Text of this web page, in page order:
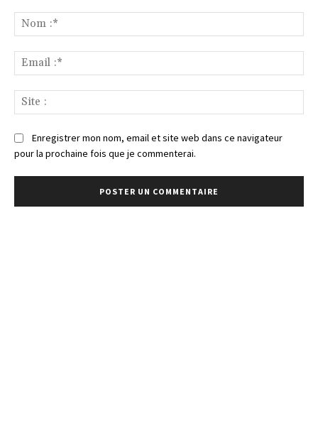
:*
:*
:
Enregistrer mon nom, email et site web dans ce navigateur
pour la prochaine fois que je commenterai.